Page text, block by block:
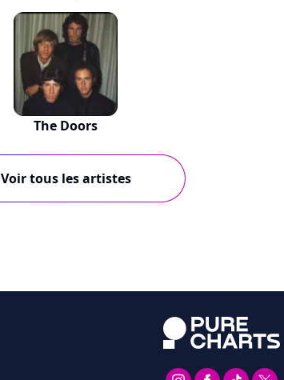
The Doors
Voir tous les artistes